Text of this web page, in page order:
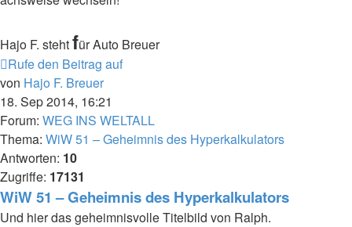
Hajo F. stehtfür Auto Breuer
Rufe den Beitrag auf
von Hajo F. Breuer
18. Sep 2014, 16:21
Forum: WEG INS WELTALL
Thema: WiW 51 – Geheimnis des Hyperkalkulators
Antworten: 10
Zugriffe: 17131
WiW 51 – Geheimnis des Hyperkalkulators
Und hier das geheimnisvolle Titelbild von Ralph.